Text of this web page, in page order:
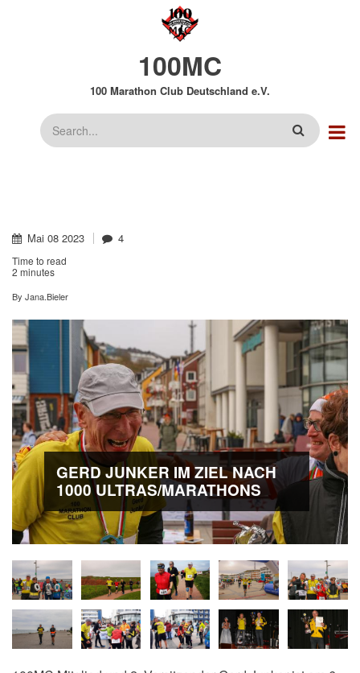
100MC
100 Marathon Club Deutschland e.V.
Suche
Mai 08 2023 4
Time to read
2 minutes
By Jana.Bieler
GERD JUNKER IM ZIEL NACH
1000 ULTRAS/MARATHONS